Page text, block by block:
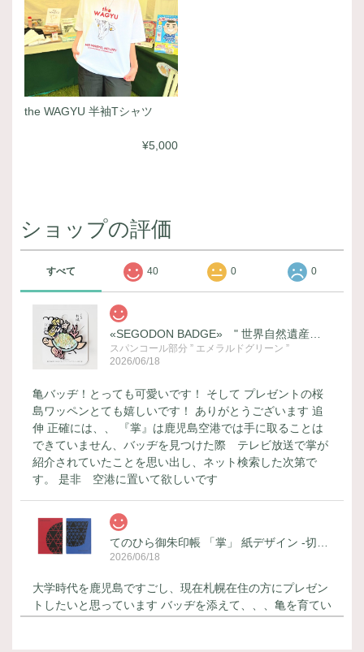
the WAGYU 半袖Tシャツ
¥5,000
ショップの評価
すべて 40 0 0
スパンコール部分 ” エメラルドグリーン ”
2026/06/18
亀バッヂ！とっても可愛いです！ そして プレゼントの桜
島ワッペンとても嬉しいです！ ありがとうございます 追
伸 正確には、、 『掌』は鹿児島空港では手に取ることは
できていません、バッヂを見つけた際 テレビ放送で掌が
紹介されていたことを思い出し、ネット検索した次第で
す。 是非 空港に置いて欲しいです
2026/06/18
大学時代を鹿児島ですごし、現在札幌在住の方にプレゼン
トしたいと思っています バッヂを添えて、、、亀を育てい